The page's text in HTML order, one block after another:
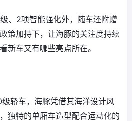
、2项智能强化外，随车还附赠
策加持下，让海豚的关注度持续
新车又有哪些亮点所在。
轿车，海豚凭借其海洋设计风
独特的单厢车造型配合运动化的